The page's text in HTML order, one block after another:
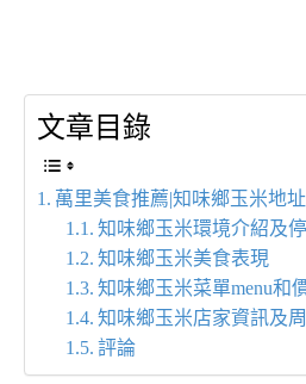
文章目錄
萬里美食推薦|知味鄉玉米地
知味鄉玉米環境介紹及
知味鄉玉米美食表現
知味鄉玉米菜單menu和
知味鄉玉米店家資訊及
評論